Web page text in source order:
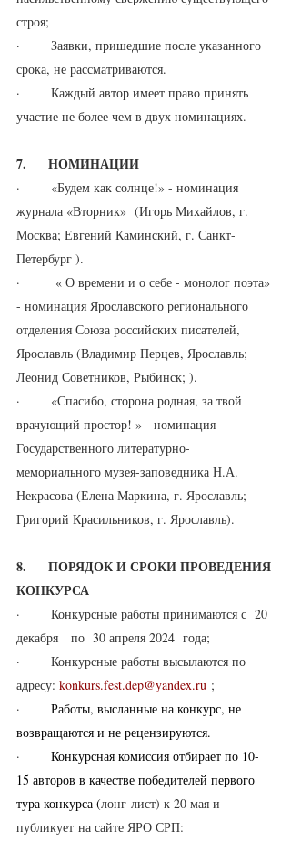
строя;
·       Заявки, пришедшие после указанного
срока, не рассматриваются.
·       Каждый автор имеет право принять
участие не более чем в двух номинациях.
7.     НОМИНАЦИИ
·       «Будем как солнце!» - номинация
журнала «Вторник»  (Игорь Михайлов, г.
Москва; Евгений Каминский, г. Санкт-
Петербург ).
·        « О времени и о себе - монолог поэта»
- номинация Ярославского регионального
отделения Союза российских писателей,
Ярославль (Владимир Перцев, Ярославль;
Леонид Советников, Рыбинск; ).
·       «Спасибо, сторона родная, за твой
врачующий простор! » - номинация
Государственного литературно-
мемориального музея-заповедника Н.А.
Некрасова (Елена Маркина, г. Ярославль;
Григорий Красильников, г. Ярославль).
8.     ПОРЯДОК И СРОКИ ПРОВЕДЕНИЯ
КОНКУРСА
·       Конкурсные работы принимаются с  20
декабря   по  30 апреля 2024  года;
·       Конкурсные работы высылаются по
адресу: konkurs.fest.dep@yandex.ru ;
· Работы, высланные на конкурс, не
возвращаются и не рецензируются.
· Конкурсная комиссия отбирает по 10-
15 авторов в качестве победителей первого
тура конкурса (лонг-лист) к 20 мая и
публикует на сайте ЯРО СРП: